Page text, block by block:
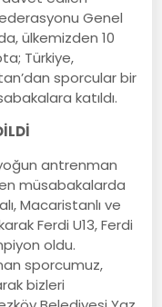
Genel
ülkemizden 10
Türkiye,
sporcular bir
katıldı.
antrenman
müsabakalarda
Macaristanlı ve
Ferdi U13, Ferdi
oldu.
sporcumuz,
bizleri